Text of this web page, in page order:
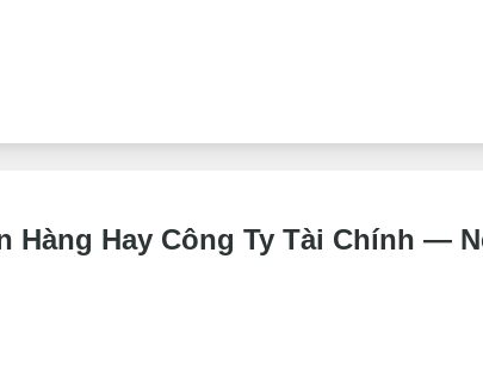
Hàng Hay Công Ty Tài Chính —